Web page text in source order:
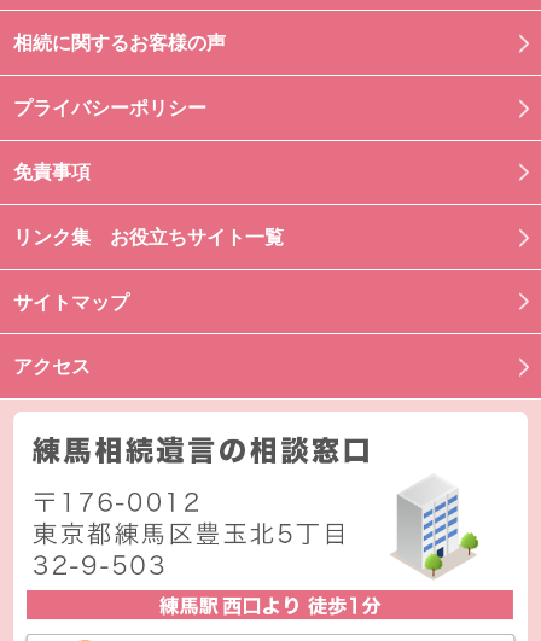
相続に関するお客様の声
プライバシーポリシー
免責事項
リンク集 お役立ちサイト一覧
サイトマップ
アクセス